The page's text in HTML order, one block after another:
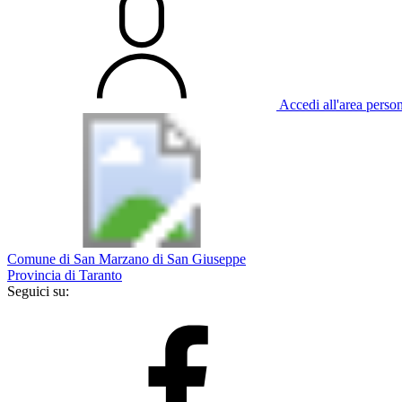
Accedi all'area
Comune di San Marzano di San Giuseppe
Provincia di Taranto
Seguici su: